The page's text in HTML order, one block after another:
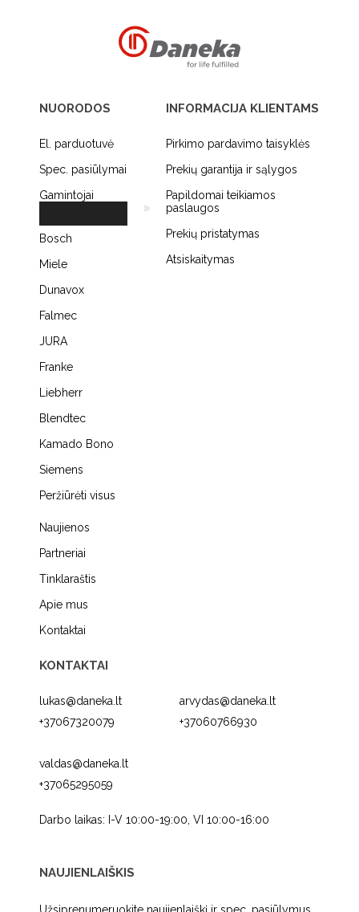
NUORODOS
El. parduotuvė
Spec. pasiūlymai
Gamintojai
Bosch
Miele
Dunavox
Falmec
JURA
Franke
Liebherr
Blendtec
Kamado Bono
Siemens
Peržiūrėti visus
Naujienos
Partneriai
Tinklaraštis
Apie mus
Kontaktai
KONTAKTAI
lukas@daneka.lt
+37067320079
arvydas@daneka.lt
+37060766930
valdas@daneka.lt
+37065295059
Darbo laikas: I-V 10:00-19:00, VI 10:00-16:00
INFORMACIJA KLIENTAMS
Pirkimo pardavimo taisyklės
Prekių garantija ir sąlygos
Papildomai teikiamos
paslaugos
Prekių pristatymas
Atsiskaitymas
NAUJIENLAIŠKIS